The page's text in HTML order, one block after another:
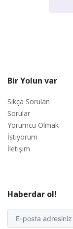
Bir Yolun var
Sıkça Sorulan
Sorular
Yorumcu Olmak
İstiyorum
İletişim
Haberdar ol!